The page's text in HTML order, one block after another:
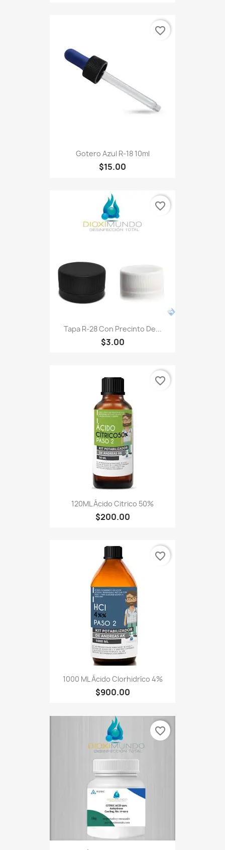
Gotero Azul R-18 10ml
$15.00
favorite_border
Tapa R-28 Con Precinto De...
$3.00
favorite_border
120ML Ácido Citrico 50%
$200.00
favorite_border
1000 ML Ácido Clorhidríco 4%
$900.00
favorite_border
favorite_border